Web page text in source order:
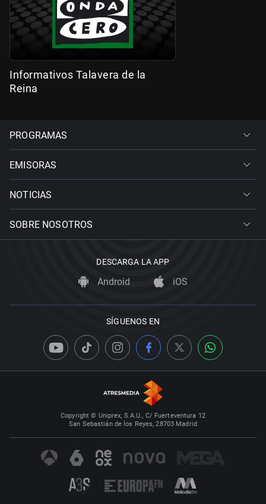
Informativos Talavera de la
Reina
PROGRAMAS
EMISORAS
NOTICIAS
SOBRE NOSOTROS
DESCARGA LA APP
Android iOS
SÍGUENOS EN
Copyright © Uniprex, S.A.U., C/ Fuerteventura 12
San Sebastián de los Reyes, 28703 Madrid